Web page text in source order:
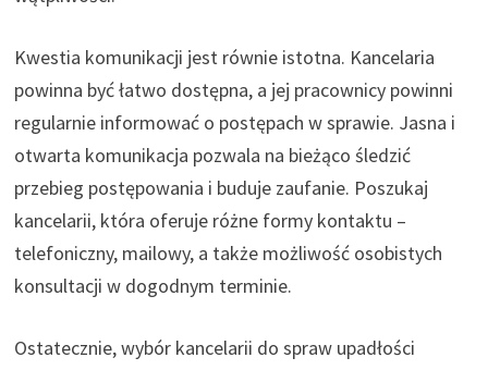
Kwestia komunikacji jest równie istotna. Kancelaria
powinna być łatwo dostępna, a jej pracownicy powinni
regularnie informować o postępach w sprawie. Jasna i
otwarta komunikacja pozwala na bieżąco śledzić
przebieg postępowania i buduje zaufanie. Poszukaj
kancelarii, która oferuje różne formy kontaktu –
telefoniczny, mailowy, a także możliwość osobistych
konsultacji w dogodnym terminie.
Ostatecznie, wybór kancelarii do spraw upadłości